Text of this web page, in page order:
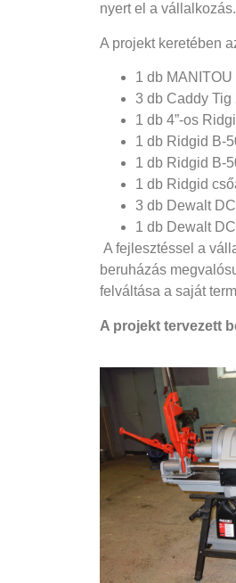
nyert el a vállalkozás.
A projekt keretében
1 db
3 db Caddy
1 db 4”-os
1 db Ridgid B-
1 db Ridgid B-
1 db Ridgid
3 db Dewalt
1 db Dewalt
A fejlesztéssel a
beruházás
felváltása a saját
A projekt tervezett